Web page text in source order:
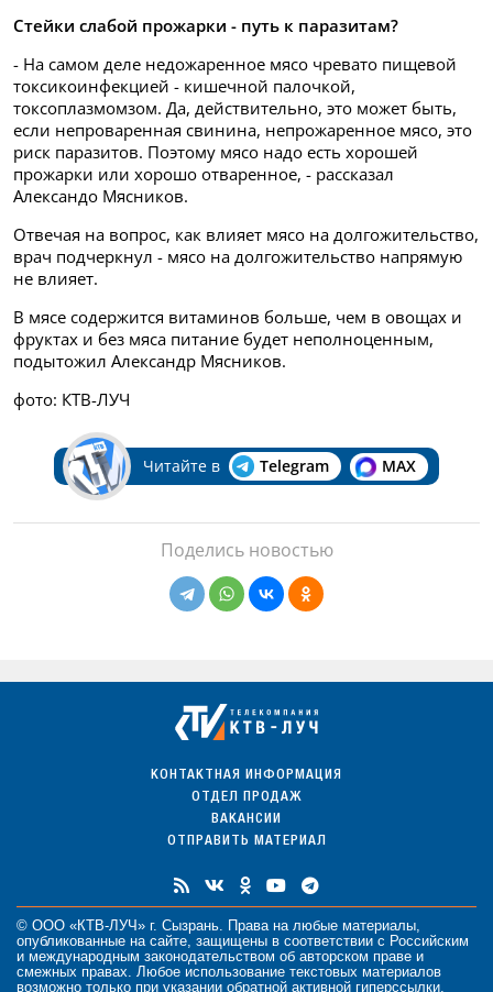
Стейки слабой прожарки - путь к паразитам?
- На самом деле недожаренное мясо чревато пищевой
токсикоинфекцией - кишечной палочкой,
токсоплазмомзом. Да, действительно, это может быть,
если непроваренная свинина, непрожаренное мясо, это
риск паразитов. Поэтому мясо надо есть хорошей
прожарки или хорошо отваренное, - рассказал
Александо Мясников.
Отвечая на вопрос, как влияет мясо на долгожительство,
врач подчеркнул - мясо на долгожительство напрямую
не влияет.
В мясе содержится витаминов больше, чем в овощах и
фруктах и без мяса питание будет неполноценным,
подытожил Александр Мясников.
фото: КТВ-ЛУЧ
Читайте в Telegram MAX
Поделись новостью
КОНТАКТНАЯ ИНФОРМАЦИЯ
ОТДЕЛ ПРОДАЖ
ВАКАНСИИ
ОТПРАВИТЬ МАТЕРИАЛ
© ООО «КТВ-ЛУЧ» г. Сызрань. Права на любые материалы,
опубликованные на сайте, защищены в соответствии с Российским
и международным законодательством об авторском праве и
смежных правах. Любое использование текстовых материалов
возможно только при указании обратной активной гиперссылки.